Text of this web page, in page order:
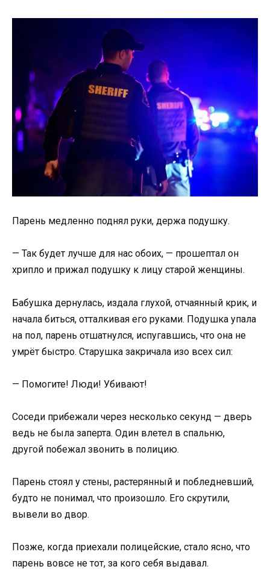
Парень медленно поднял руки, держа подушку.
— Так будет лучше для нас обоих, — прошептал он
хрипло и прижал подушку к лицу старой женщины.
Бабушка дернулась, издала глухой, отчаянный крик, и
начала биться, отталкивая его руками. Подушка упала
на пол, парень отшатнулся, испугавшись, что она не
умрёт быстро. Старушка закричала изо всех сил:
— Помогите! Люди! Убивают!
Соседи прибежали через несколько секунд — дверь
ведь не была заперта. Один влетел в спальню,
другой побежал звонить в полицию.
Парень стоял у стены, растерянный и побледневший,
будто не понимал, что произошло. Его скрутили,
вывели во двор.
Позже, когда приехали полицейские, стало ясно, что
парень вовсе не тот, за кого себя выдавал.